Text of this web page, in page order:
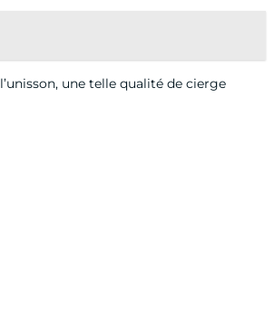
une telle qualité de cierge